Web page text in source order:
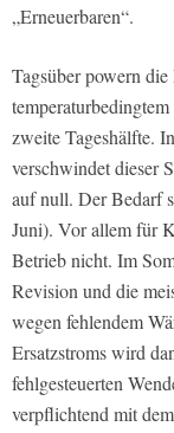
„Erneuerbaren“.
Tagsüber powern
zweite Tageshälfte.
verschwindet dieser
auf null. Der Bedarf
Juni). Vor allem für
Betrieb nicht. Im
Revision und die
wegen fehlendem
Ersatzstroms wird
fehlgesteuerten
verpflichtend mit